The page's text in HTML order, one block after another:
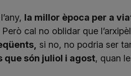
la millor època per a
cal no oblidar que
si no, no podria ser
que són juliol i agost, quan